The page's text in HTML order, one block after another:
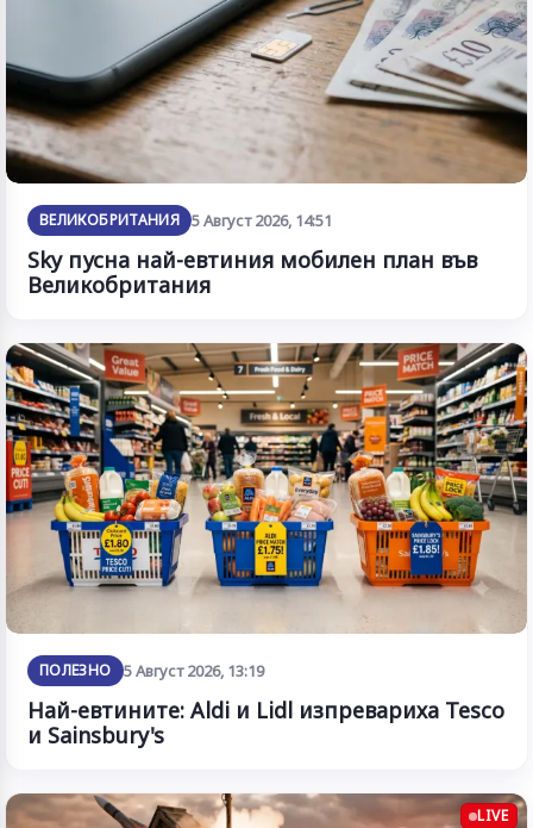
ВЕЛИКОБРИТАНИЯ 5 Август 2026, 14:51
Sky пусна най-евтиния мобилен план във
Великобритания
ПОЛЕЗНО 5 Август 2026, 13:19
Най-евтините: Aldi и Lidl изпревариха Tesco
и Sainsbury's
LIVE